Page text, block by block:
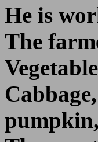
He is
The